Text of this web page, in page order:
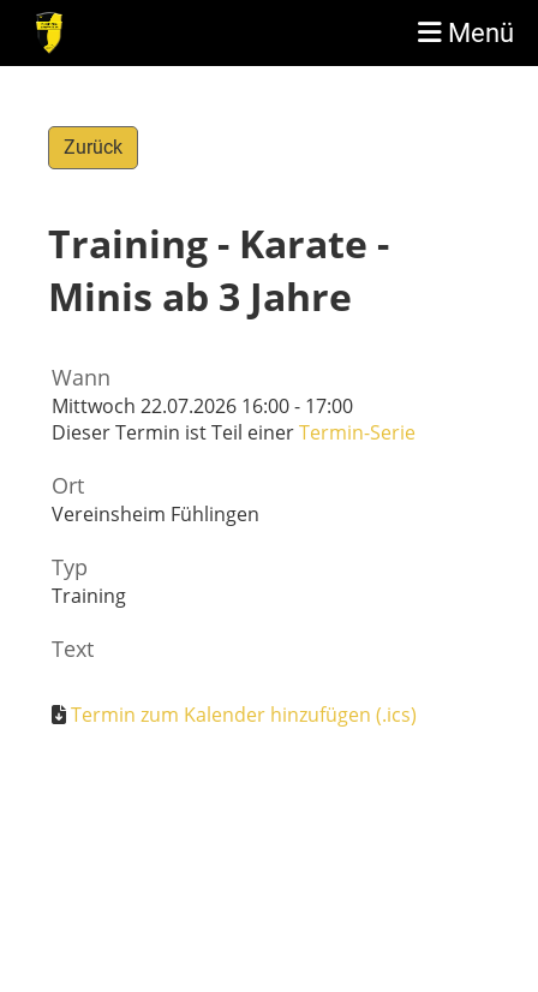
Menü
Zurück
Training - Karate -
Minis ab 3 Jahre
Wann
Mittwoch 22.07.2026 16:00 - 17:00
Dieser Termin ist Teil einerTermin-Serie
Ort
Vereinsheim Fühlingen
Typ
Training
Text
Termin zum Kalender hinzufügen (.ics)